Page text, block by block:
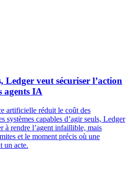
Ledger veut sécuriser l’action
agents IA
artificielle réduit le coût des
systèmes capables d’agir seuls, Ledger
à rendre l’agent infaillible, mais
et le moment précis où une
un acte.